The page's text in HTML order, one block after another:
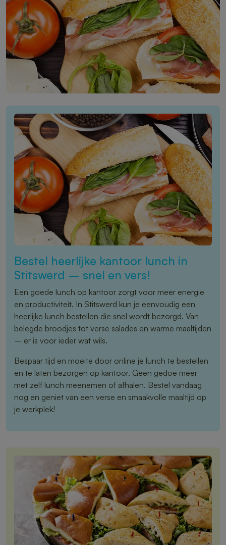
Bestel heerlijke kantoor lunch in
Stitswerd – snel en vers!
Een goede lunch op kantoor zorgt voor meer energie
en productiviteit. In Stitswerd kun je eenvoudig een
heerlijke lunch bestellen die snel wordt bezorgd. Van
belegde broodjes tot verse salades en warme maaltijden
– er is voor ieder wat wils.
Bespaar tijd en moeite door online je lunch te bestellen
en te laten bezorgen op kantoor. Geen gedoe meer
met zelf lunch meenemen of afhalen. Bestel vandaag
nog en geniet van een verse en smaakvolle maaltijd op
je werkplek!